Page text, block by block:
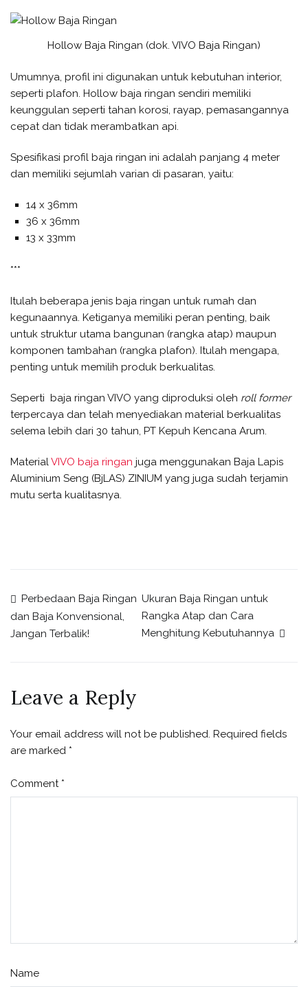
Hollow Baja Ringan (dok. VIVO Baja Ringan)
Umumnya, profil ini digunakan untuk kebutuhan interior,
seperti plafon. Hollow baja ringan sendiri memiliki
keunggulan seperti tahan korosi, rayap, pemasangannya
cepat dan tidak merambatkan api.
Spesifikasi profil baja ringan ini adalah panjang 4 meter
dan memiliki sejumlah varian di pasaran, yaitu:
14 x 36mm
36 x 36mm
13 x 33mm
***
Itulah beberapa jenis baja ringan untuk rumah dan
kegunaannya. Ketiganya memiliki peran penting, baik
untuk struktur utama bangunan (rangka atap) maupun
komponen tambahan (rangka plafon). Itulah mengapa,
penting untuk memilih produk berkualitas.
Seperti baja ringan VIVO yang diproduksi oleh roll former
terpercaya dan telah menyediakan material berkualitas
selema lebih dari 30 tahun, PT Kepuh Kencana Arum.
MaterialVIVO baja ringan juga menggunakan Baja Lapis
Aluminium Seng (BjLAS) ZINIUM yang juga sudah terjamin
mutu serta kualitasnya.
Post
Perbedaan Baja Ringan
dan Baja Konvensional,
Jangan Terbalik!
Ukuran Baja Ringan untuk
Rangka Atap dan Cara
Menghitung Kebutuhannya
Leave a Reply
Your email address will not be published. Required fields
are marked *
Comment *
Name